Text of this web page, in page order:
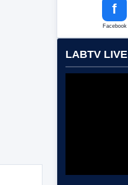
f
Facebook
LABTV LIVE